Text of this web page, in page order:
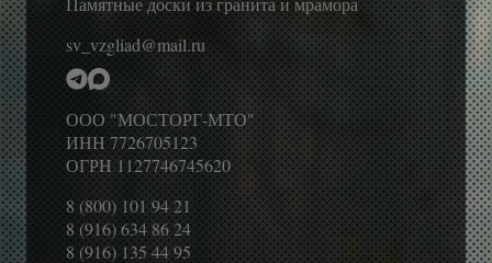
sv_vzgliad@mail.ru
ООО "МОСТОРГ-МТО"
ИНН 7726705123
ОГРН 1127746745620
8 (800) 101 94 21
8 (916) 634 86 24
8 (916) 135 44 95